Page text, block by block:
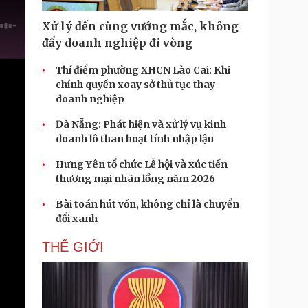
Doanh nghiệp 24h
nhân
Vì cộng đồng
Tin Công nghệ
Trải nghiệm
Chuyển đổi số
Podcast
Câu chuyện thời sự
Cửa sổ tình yêu
Kể chuyện cho bé
Xử lý đến cùng vướng mắc, không
đẩy doanh nghiệp đi vòng
Thí điểm phường XHCN Lào Cai: Khi
chính quyền xoay sở thủ tục thay
doanh nghiệp
Đà Nẵng: Phát hiện và xử lý vụ kinh
doanh lô than hoạt tính nhập lậu
Hưng Yên tổ chức Lễ hội và xúc tiến
thương mại nhãn lồng năm 2026
Bài toán hút vốn, không chỉ là chuyển
đổi xanh
THẾ GIỚI